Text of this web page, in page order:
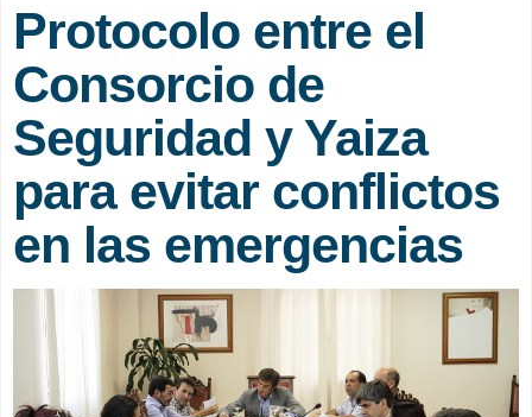
Protocolo entre el
Consorcio de
Seguridad y Yaiza
para evitar conflictos
en las emergencias